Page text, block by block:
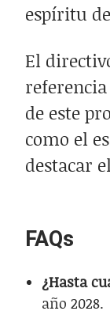
espíritu
El
de este
como el
destacar
FAQs
¿Hasta
año 2028.